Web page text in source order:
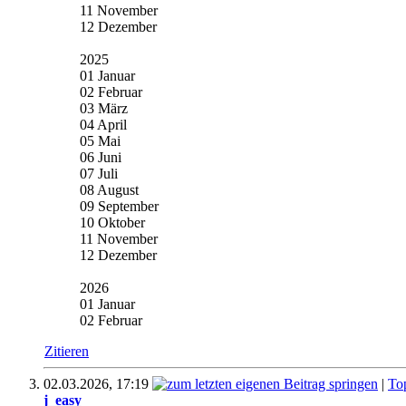
11 November
12 Dezember
2025
01 Januar
02 Februar
03 März
04 April
05 Mai
06 Juni
07 Juli
08 August
09 September
10 Oktober
11 November
12 Dezember
2026
01 Januar
02 Februar
Zitieren
02.03.2026, 17:19 |
j_easy